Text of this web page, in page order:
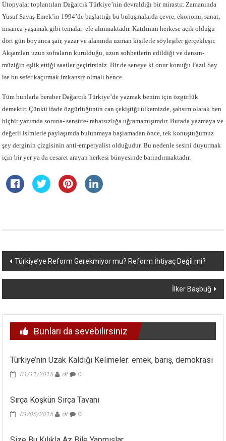
Ütopyalar toplantıları Dağarcık Türkiye’nin devraldığı bir mirastır. Zamanında
Yusuf Savaş Emek’in 1994’de başlattığı bu buluşmalarda çevre, ekonomi, sanat,
insanca yaşamak gibi temalar ele alınmaktadır. Katılımın herkese açık olduğu
dört gün boyunca şair, yazar ve alanında uzman kişilerle söyleşiler gerçekleşir.
Akşamları uzun sofraların kurulduğu, uzun sohbetlerin edildiği ve dansın-
müziğin eşlik ettiği saatler geçirirsiniz. Bir de seneye ki onur konuğu Fazıl Say
ise bu sefer kaçırmak imkansız olmalı bence.
Tüm bunlarla beraber Dağarcık Türkiye’de yazmak benim için özgürlük
demektir. Çünkü ifade özgürlüğünün can çekiştiği ülkemizde, şahsım olarak ben
hiçbir yazımda soruna- sansüre- rahatsızlığa uğramamışımdır. Burada yazmaya ve
değerli isimlerle paylaşımda bulunmaya başlamadan önce, tek konuştuğumuz
şey derginin çizgisinin anti-emperyalist olduğudur. Bu nedenle sesini duyurmak
için bir yer ya da cesaret arayan herkesi bünyesinde barındırmaktadır.
Yazı
dolaşımı
Türkiye’ye Reform Gerekmiyor mu? Reform İhtiyaç Değil mi?
İlker Başbuğ
Bunları da sevebilirsiniz
Türkiye’nin Uzak Kaldığı Kelimeler: emek, barış, demokrasi
01/11/2015 dt 0
Sırça Köşkün Sırça Tavanı
01/05/2015 dt 0